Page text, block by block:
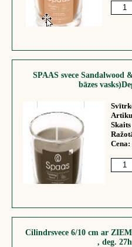
SPAAS svece Sandalwood
bāzes
Skaits
Cena:
Cilindrsvece 6/10 cm ar
, deg. 27h